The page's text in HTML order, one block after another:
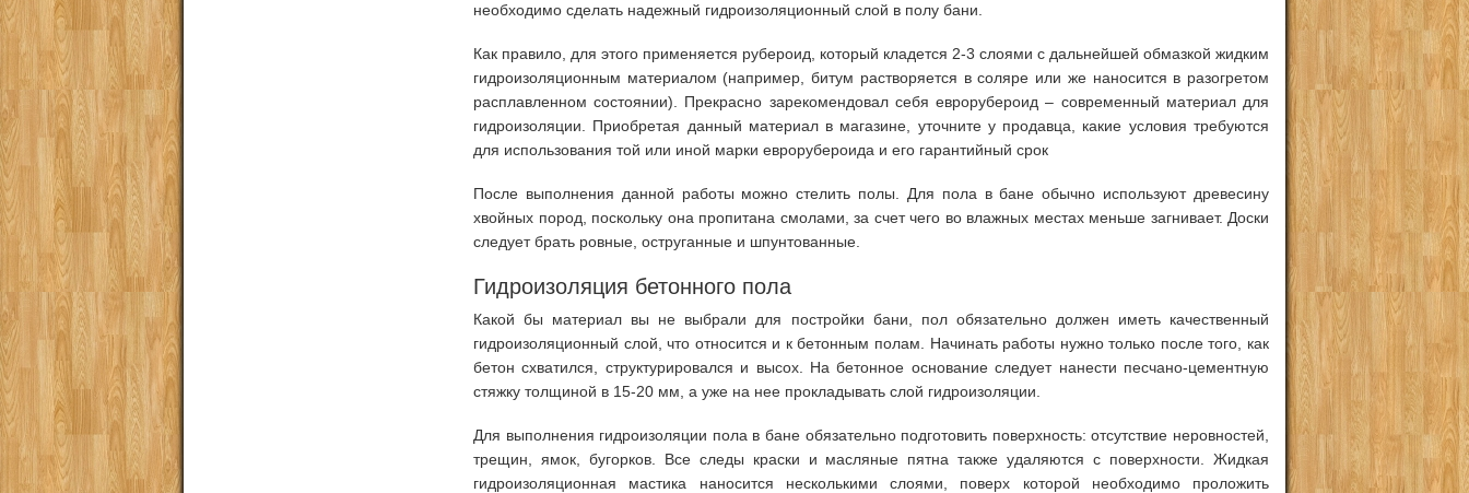
необходимо сделать надежный гидроизоляционный слой в полу бани.
Как правило, для этого применяется рубероид, который кладется 2-3 слоями с дальнейшей обмазкой жидким
гидроизоляционным материалом (например, битум растворяется в соляре или же наносится в разогретом
расплавленном состоянии). Прекрасно зарекомендовал себя еврорубероид – современный материал для
гидроизоляции. Приобретая данный материал в магазине, уточните у продавца, какие условия требуются
для использования той или иной марки еврорубероида и его гарантийный срок
После выполнения данной работы можно стелить полы. Для пола в бане обычно используют древесину
хвойных пород, поскольку она пропитана смолами, за счет чего во влажных местах меньше загнивает. Доски
следует брать ровные, оструганные и шпунтованные.
Гидроизоляция бетонного пола
Какой бы материал вы не выбрали для постройки бани, пол обязательно должен иметь качественный
гидроизоляционный слой, что относится и к бетонным полам. Начинать работы нужно только после того, как
бетон схватился, структурировался и высох. На бетонное основание следует нанести песчано-цементную
стяжку толщиной в 15-20 мм, а уже на нее прокладывать слой гидроизоляции.
Для выполнения гидроизоляции пола в бане обязательно подготовить поверхность: отсутствие неровностей,
трещин, ямок, бугорков. Все следы краски и масляные пятна также удаляются с поверхности. Жидкая
гидроизоляционная мастика наносится несколькими слоями, поверх которой необходимо проложить